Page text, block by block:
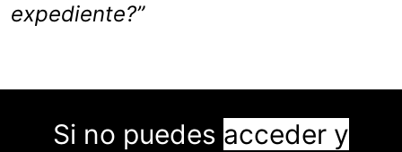
expediente?”
Si no puedes acceder y